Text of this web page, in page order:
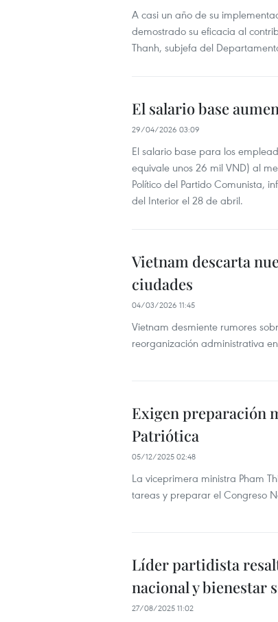
A casi un año de su
demostrado su eficacia al
Thanh, subjefa del
El salario base
29/04/2026 03:09
El salario base para los
equivale unos 26 mil VND) al
Político del Partido Comunista,
del Interior el 28 de abril.
Vietnam descarta
ciudades
04/03/2026 11:45
Vietnam desmiente rumores
reorganización administrativa
Exigen preparación
Patriótica
05/12/2025 02:48
La viceprimera ministra Pham
tareas y preparar el Congreso
Líder partidista
nacional y bienestar
27/08/2025 11:02